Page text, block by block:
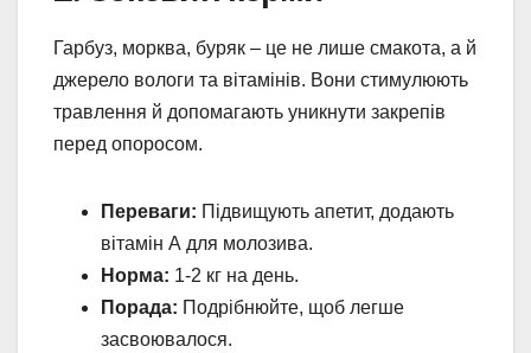
Гарбуз, морква, буряк – це не лише смакота, а й
джерело вологи та вітамінів. Вони стимулюють
травлення й допомагають уникнути закрепів
перед опоросом.
Переваги: Підвищують апетит, додають
вітамін А для молозива.
Норма: 1-2 кг на день.
Порада: Подрібнюйте, щоб легше
засвоювалося.